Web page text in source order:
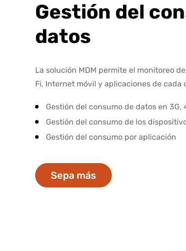
Gestión del
datos
La solución MDM permite el monitoreo
Fi, Internet móvil y aplicaciones de cada
Gestión del consumo de datos en 3G,
Gestión del consumo de los
Gestión del consumo por aplicación
Sepa más